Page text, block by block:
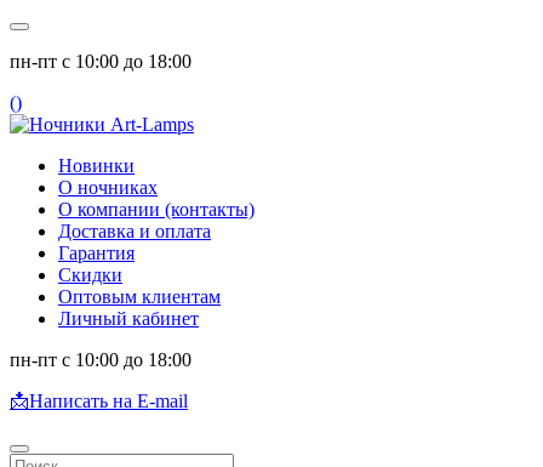
пн-пт с 10:00 до 18:00
()
Новинки
О ночниках
О компании (контакты)
Доставка и оплата
Гарантия
Скидки
Оптовым клиентам
Личный кабинет
пн-пт с 10:00 до 18:00
📩Написать на E-mail